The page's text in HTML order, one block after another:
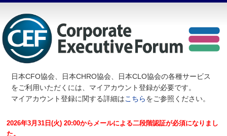
日本CFO協会、日本CHRO協会、日本CLO協会の各種サービス
をご利用いただくには、マイアカウント登録が必要です。
マイアカウント登録に関する詳細はこちらをご参照ください。
2026年3月31日(火) 20:00からメールによる二段階認証が必須になりまし
た。